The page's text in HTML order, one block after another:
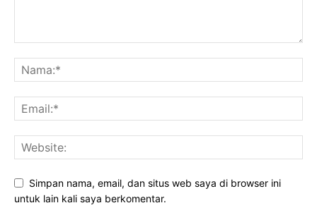
Simpan nama, email, dan situs web saya di browser ini
untuk lain kali saya berkomentar.